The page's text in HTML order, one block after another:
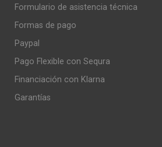
Formulario de asistencia técnica
Formas de pago
Paypal
Pago Flexible con Sequra
Financiación con Klarna
Garantías